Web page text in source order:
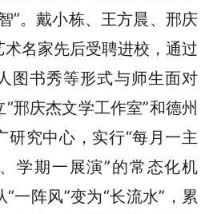
”。戴小栋、王方晨、邢庆
名家先后受聘进校，通过
图书秀等形式与师生面对
邢庆杰文学工作室”和德州
研究中心，实行“每月一主
学期一展演”的常态化机
一阵风”变为“长流水”，累